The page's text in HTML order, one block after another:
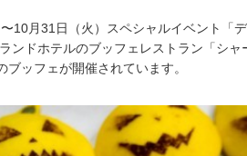
10月31日（火）スペシャルイベント「
ンドホテルのブッフェレストラン「シャ
ッフェが開催されています。